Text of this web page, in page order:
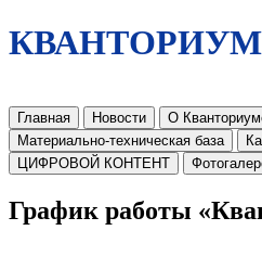
Главная Новости О
Материально-техническая база
ЦИФРОВОЙ КОНТЕНТ
График работы